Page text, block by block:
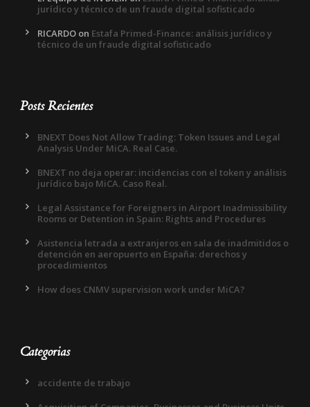
jurídico y técnico de un fraude digital sofisticado
RICARDO on Estafa Primed-Finance: análisis jurídico y
técnico de un fraude digital sofisticado
Posts Recientes
BNEXT Does Not Allow Trading: Token Issues and Legal
Analysis Under MiCA. Real Case.
BNEXT no deja operar: incidencias con el token y análisis
jurídico bajo MiCA. Caso Real.
Legal Assistance for Foreigners in Airport Inadmissibility
Rooms or Detention in Spain: Rights and Procedures
Asistencia letrada a extranjeros en sala de inadmitidos o
detención en aeropuerto en España: derechos y
procedimientos
How does CNMV supervision work under MiCA?
Categorias
accidente de trabajo